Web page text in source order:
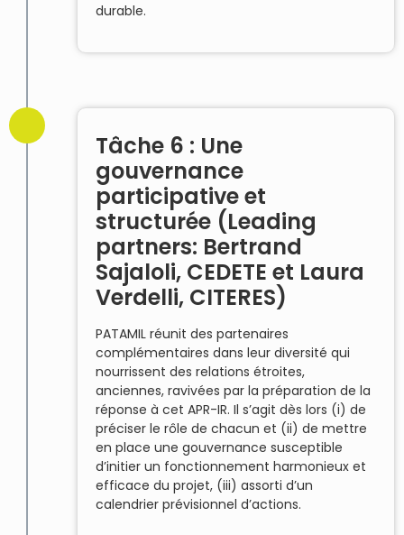
durable.
Tâche 6 : Une
gouvernance
participative et
structurée (Leading
partners: Bertrand
Sajaloli, CEDETE et Laura
Verdelli, CITERES)
PATAMIL réunit des partenaires
complémentaires dans leur diversité qui
nourrissent des relations étroites,
anciennes, ravivées par la préparation de la
réponse à cet APR-IR. Il s’agit dès lors (i) de
préciser le rôle de chacun et (ii) de mettre
en place une gouvernance susceptible
d’initier un fonctionnement harmonieux et
efficace du projet, (iii) assorti d’un
calendrier prévisionnel d’actions.